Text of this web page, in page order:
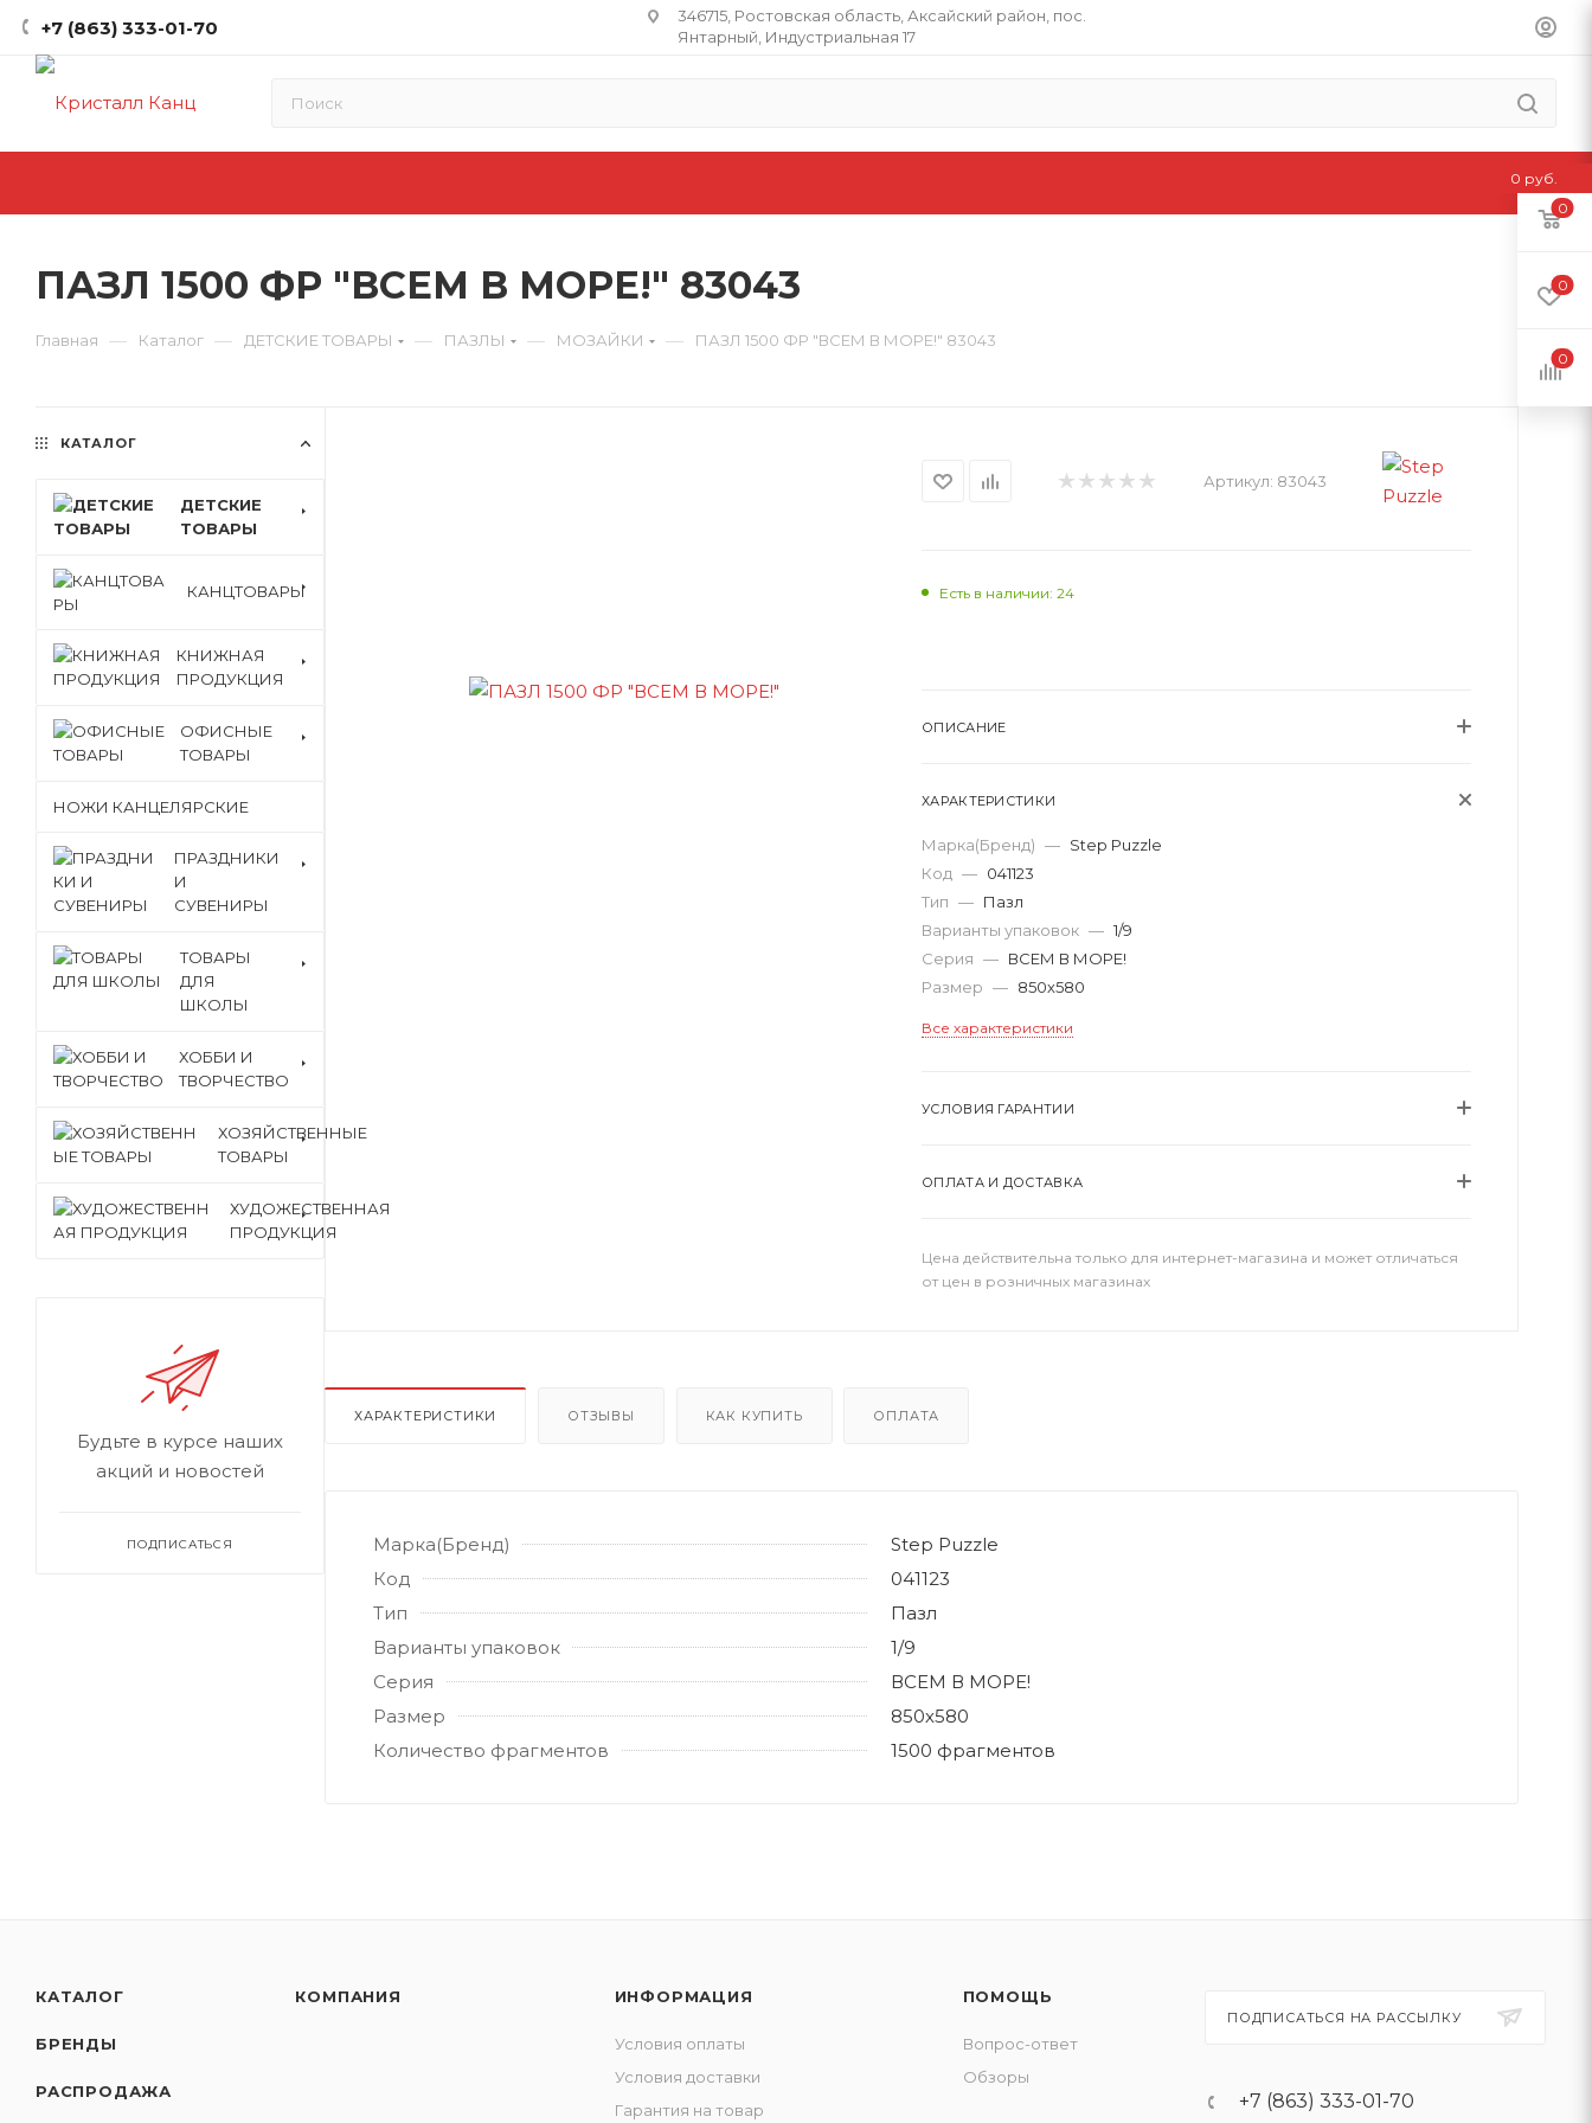
+7 (863) 333-01-70
346715, Ростовская область​, Аксайский район, пос.
Янтарный, Индустриальная 17
ПАЗЛ 1500 ФР "ВСЕМ В МОРЕ!" 83043
Главная — Каталог — ДЕТСКИЕ ТОВАРЫ — ПАЗЛЫ — МОЗАЙКИ — ПАЗЛ 1500 ФР "ВСЕМ В МОРЕ!" 83043
Артикул: 83043
Есть в наличии: 24
ОПИСАНИЕ
ХАРАКТЕРИСТИКИ
Марка(Бренд) — Step Puzzle
Код — 041123
Тип — Пазл
Варианты упаковок — 1/9
Серия — ВСЕМ В МОРЕ!
Размер — 850х580
Все характеристики
УСЛОВИЯ ГАРАНТИИ
ОПЛАТА И ДОСТАВКА
Цена действительна только для интернет-магазина и может отличаться
от цен в розничных магазинах
ХАРАКТЕРИСТИКИ ОТЗЫВЫ КАК КУПИТЬ ОПЛАТА
Марка(Бренд)
Step Puzzle
Код
041123
Тип
Пазл
Варианты упаковок
1/9
Серия
ВСЕМ В МОРЕ!
Размер
850х580
Количество фрагментов
1500 фрагментов
КАТАЛОГ
ДЕТСКИЕ
ТОВАРЫ
КАНЦТОВАРЫ
КНИЖНАЯ
ПРОДУКЦИЯ
ОФИСНЫЕ
ТОВАРЫ
НОЖИ КАНЦЕЛЯРСКИЕ
ПРАЗДНИКИ
И
СУВЕНИРЫ
ТОВАРЫ
ДЛЯ
ШКОЛЫ
ХОББИ И
ТВОРЧЕСТВО
ХОЗЯЙСТВЕННЫЕ
ТОВАРЫ
ХУДОЖЕСТВЕННАЯ
ПРОДУКЦИЯ
Будьте в курсе наших
акций и новостей
ПОДПИСАТЬСЯ
КАТАЛОГ
БРЕНДЫ
РАСПРОДАЖА
КОМПАНИЯ ИНФОРМАЦИЯ
Условия оплаты
Условия доставки
Гарантия на товар
ПОМОЩЬ
Вопрос-ответ
Обзоры
ПОДПИСАТЬСЯ НА РАССЫЛКУ
+7 (863) 333-01-70
0
0
0
0 руб.